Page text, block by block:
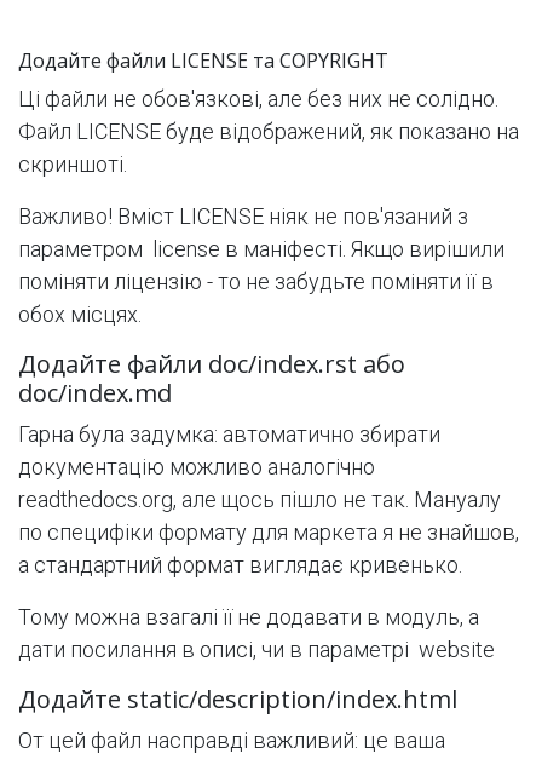
Додайте файли LICENSE та COPYRIGHT
Ці файли не обов'язкові, але без них не солідно.
Файл LICENSE буде відображений, як показано на
скриншоті.
Важливо! Вміст LICENSE ніяк не пов'язаний з
параметром license в маніфесті. Якщо вирішили
поміняти ліцензію - то не забудьте поміняти її в
обох місцях.
Додайте файли doc/index.rst або
doc/index.md
Гарна була задумка: автоматично збирати
документацію можливо аналогічно
readthedocs.org, але щось пішло не так. Мануалу
по специфіки формату для маркета я не знайшов,
а стандартний формат виглядає кривенько.
Тому можна взагалі її не додавати в модуль, а
дати посилання в описі, чи в параметрі website
Додайте static/description/index.html
От цей файл насправді важливий: це ваша